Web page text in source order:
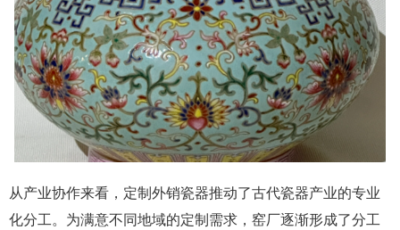
从产业协作来看，定制外销瓷器推动了古代瓷器产业的专业
化分工。为满意不同地域的定制需求，窑厂逐渐形成了分工